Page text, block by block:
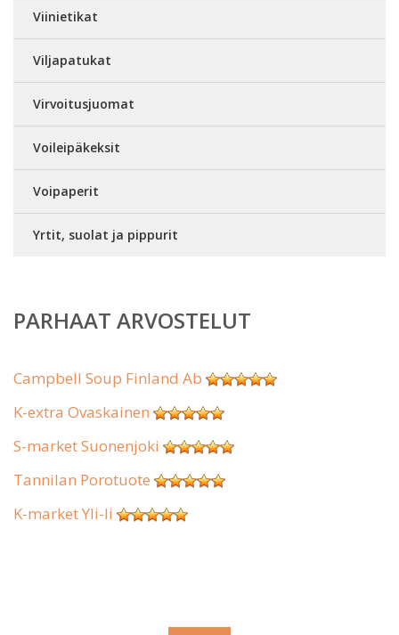
Viinietikat
Viljapatukat
Virvoitusjuomat
Voileipäkeksit
Voipaperit
Yrtit, suolat ja pippurit
PARHAAT ARVOSTELUT
Campbell Soup Finland Ab
K-extra Ovaskainen
S-market Suonenjoki
Tannilan Porotuote
K-market Yli-Ii